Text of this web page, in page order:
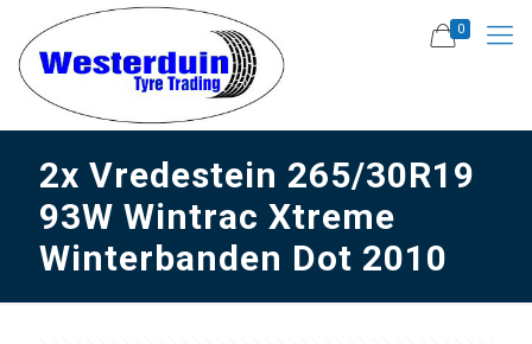
0
2x Vredestein 265/30R19
93W Wintrac Xtreme
Winterbanden Dot 2010